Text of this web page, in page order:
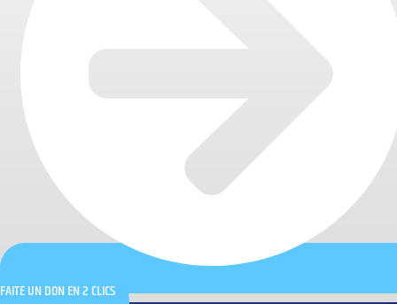
FAITE UN DON EN 2 CLICS